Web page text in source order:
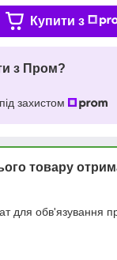
Купити з
з Пром?
захистом
товару
для обв'язування